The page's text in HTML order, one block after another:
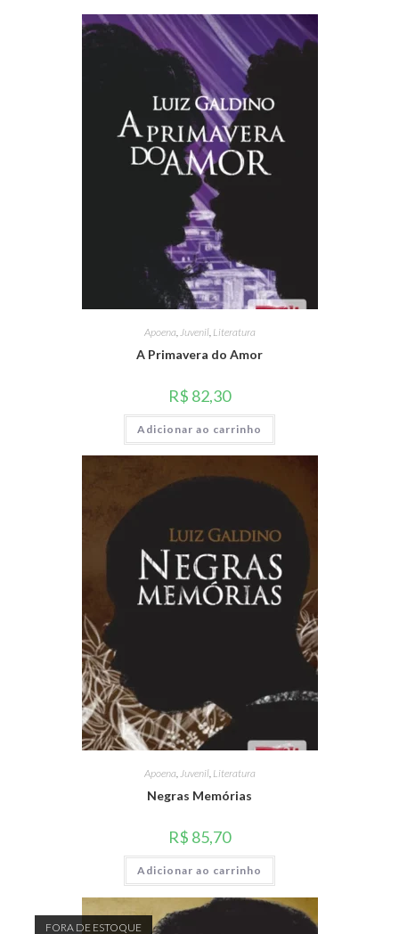
Apoena Juvenil, Literatura
A Primavera do Amor
R$ 82,30
Adicionar ao carrinho
Apoena,Juvenil, Literatura
Negras Memórias
R$ 85,70
Adicionar ao carrinho
FORA DE ESTOQUE